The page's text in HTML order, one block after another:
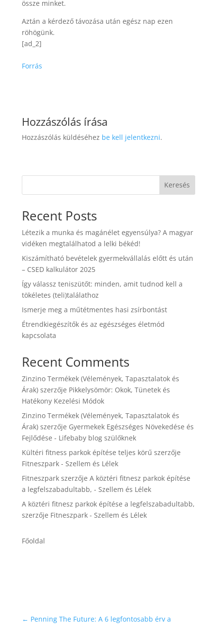
össze minket.
Aztán a kérdező távozása után egész nap ezen
röhögünk.
[ad_2]
Forrás
Hozzászólás írása
Hozzászólás küldéséhez be kell jelentkezni.
Keresés
Recent Posts
Létezik a munka és magánélet egyensúlya? A magyar
vidéken megtalálhatod a lelki békéd!
Kiszámítható bevételek gyermekvállalás előtt és után
– CSED kalkulátor 2025
Így válassz teniszütőt: minden, amit tudnod kell a
tökéletes (teli)találathoz
Ismerje meg a műtétmentes hasi zsírbontást
Étrendkiegészítők és az egészséges életmód
kapcsolata
Recent Comments
Zinzino Termékek (Vélemények, Tapasztalatok és
Árak)szerzője Pikkelysömör: Okok, Tünetek és
Hatékony Kezelési Módok
Zinzino Termékek (Vélemények, Tapasztalatok és
Árak)szerzője Gyermekek Egészséges Növekedése és
Fejlődése - Lifebaby blog szülőknek
Kültéri fitness parkok építése teljes körű szerzője
Fitneszpark - Szellem és Lélek
Fitneszparkszerzője A köztéri fitnesz parkok építése
a legfelszabadultabb, - Szellem és Lélek
A köztéri fitnesz parkok építése a legfelszabadultabb,
szerzője Fitneszpark - Szellem és Lélek
Főoldal
← Penning The Future: A 6 legfontosabb érv a